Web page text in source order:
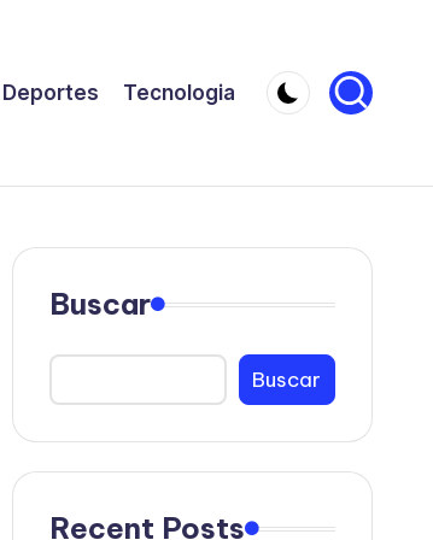
Deportes Tecnologia
Buscar
Buscar
Recent Posts